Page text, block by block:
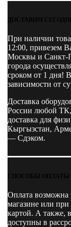
кВт,
бар,
960
л/
мин,
c
частотным
без
ресивера
ДОСТАВИМ
При наличии
12:00, привезем
Москвы и Санкт-
города
сроком от 1 дня!
зависимости от
Доставка
России любой
доставка для
Кыргызстан,
— Сдэком.
СПОСОБЫ ОПЛАТЫ
Оплата возможна
магазине или при
картой. А также,
доступны в